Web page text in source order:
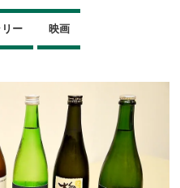
ー 映画